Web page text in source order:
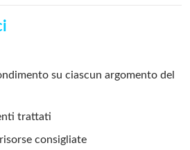
su ciascun argomento del
trattati
consigliate